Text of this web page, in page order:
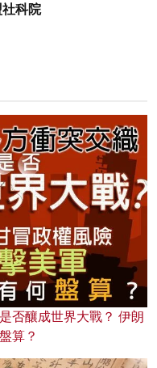
科院
否釀成世界大戰？ 伊朗
算？